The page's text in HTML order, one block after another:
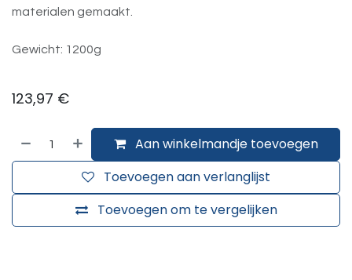
materialen gemaakt.
Gewicht: 1200g
123,97 €
Aan winkelmandje toevoegen
Toevoegen om te vergelijken
Toevoegen aan verlanglijst